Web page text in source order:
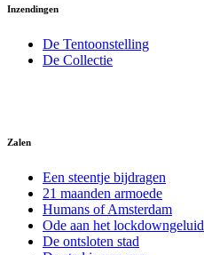
Inzendingen
De Tentoonstelling
De Collectie
Zalen
Een steentje bijdragen
21 maanden armoede
Humans of Amsterdam
Ode aan het lockdowngeluid
De ontsloten stad